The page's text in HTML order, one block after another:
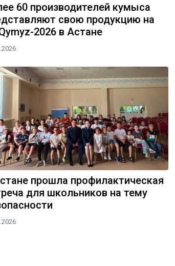
60 производителей кумыса
свою продукцию на
2026 в Астане
прошла профилактическая
для школьников на тему